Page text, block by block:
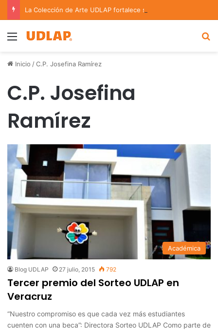
Menu
Inicio /C.P. Josefina Ramírez
C.P. Josefina
Ramírez
Académica
Blog UDLAP 27 julio, 2015 792
Tercer premio del Sorteo UDLAP en
Veracruz
“Nuestro compromiso es que cada vez más estudiantes
cuenten con una beca”: Directora Sorteo UDLAP Como parte de